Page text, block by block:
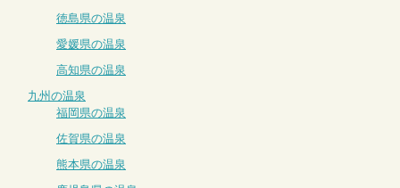
徳島県の温泉
愛媛県の温泉
高知県の温泉
九州の温泉
福岡県の温泉
佐賀県の温泉
熊本県の温泉